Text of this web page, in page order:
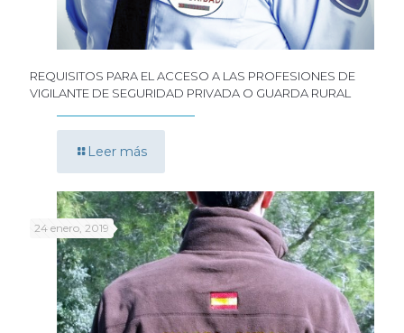
REQUISITOS PARA EL ACCESO A LAS PROFESIONES DE
VIGILANTE DE SEGURIDAD PRIVADA O GUARDA RURAL
Leer más
24 enero, 2019